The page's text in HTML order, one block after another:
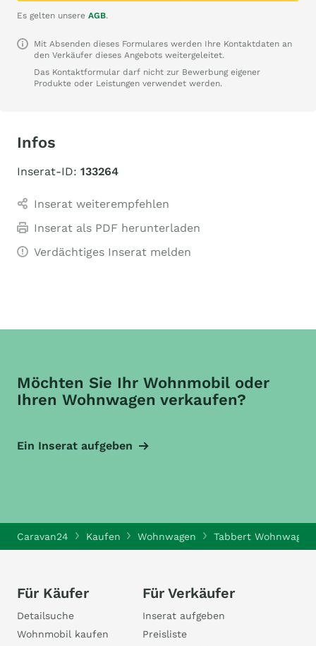
Es gelten unsere AGB.
Mit Absenden dieses Formulares werden Ihre Kontaktdaten an
den Verkäufer dieses Angebots weitergeleitet.
Das Kontaktformular darf nicht zur Bewerbung eigener
Produkte oder Leistungen verwendet werden.
Infos
Inserat-ID: 133264
Inserat weiterempfehlen
Inserat als PDF herunterladen
Verdächtiges Inserat melden
Möchten Sie Ihr Wohnmobil oder
Ihren Wohnwagen verkaufen?
Ein Inserat aufgeben
Caravan24 Kaufen Wohnwagen Tabbert Wohnwagen
Für Käufer
Detailsuche
Wohnmobil kaufen
Für Verkäufer
Inserat aufgeben
Preisliste